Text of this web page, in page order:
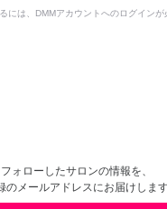
には、DMMアカウントへのログインが
フォローしたサロンの情報を、
のメールアドレスにお届けします